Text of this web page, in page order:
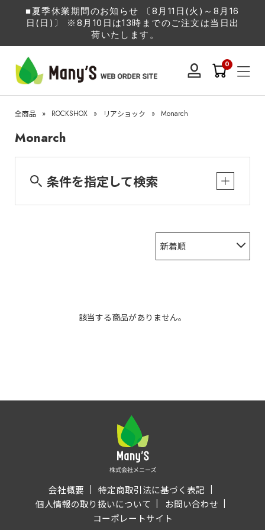
■夏季休業期間のお知らせ 〔8月11日(火)～8月16
日(日)〕 ※8月10日は13時までのご注文は当日出
荷いたします。
0
全商品 » ROCKSHOX » リアショック » Monarch
Monarch
条件を指定して検索
新着順
該当する商品がありません。
会社概要
特定商取引法に基づく表記
個人情報の取り扱いについて
お問い合わせ
コーポレートサイト